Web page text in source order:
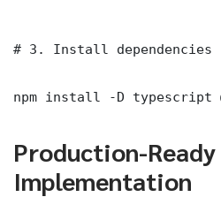
# 3. Install dependencies
npm install -D typescript
Production-Ready
Implementation